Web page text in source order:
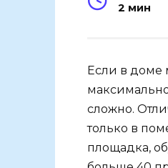
2 мин
Если в доме
максимально
сложно.
только в
площадка,